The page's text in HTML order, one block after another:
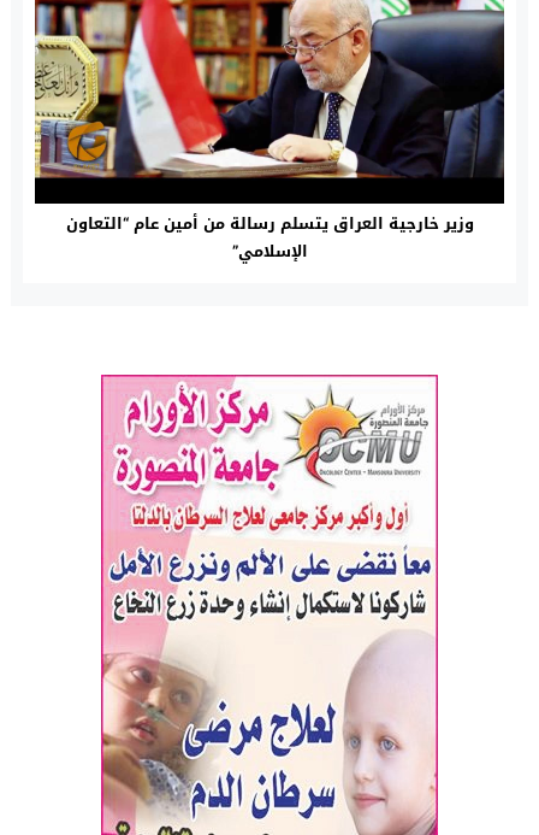
وزير خارجية العراق يتسلم رسالة من أمين عام “التعاون
الإسلامي”